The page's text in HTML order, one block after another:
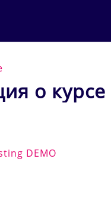
о курсе
DEMO